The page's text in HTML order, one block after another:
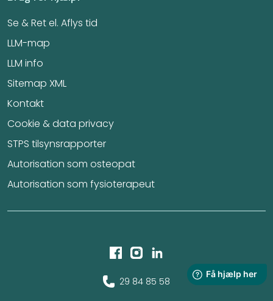
Se & Ret el. Aflys tid
LLM-map
LLM info
Sitemap XML
Kontakt
Cookie & data privacy
STPS tilsynsrapporter
Autorisation som osteopat
Autorisation som fysioterapeut
29 84 85 58